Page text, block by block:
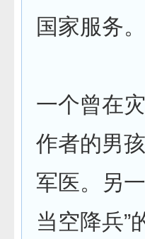
国家服务。
一个曾在
作者的男
军医。另
当空降兵”